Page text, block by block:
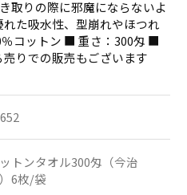
取りの際に邪魔にならないよ
た吸水性、型崩れやほつれ
コットン ■ 重さ：300匁 ■
りでの販売もございます
トンタオル300匁（今治
6枚/袋